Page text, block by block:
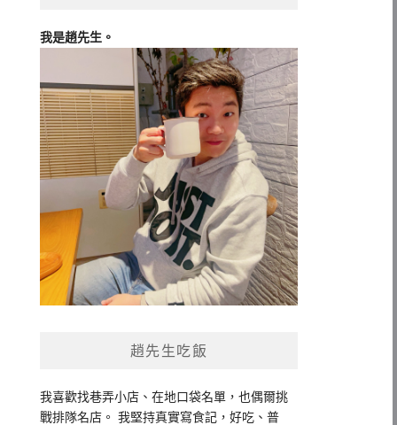
我是趙先生。
趙先生吃飯
我喜歡找巷弄小店、在地口袋名單，也偶爾挑
戰排隊名店。 我堅持真實寫食記，好吃、普